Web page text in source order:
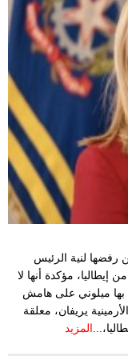
رفضها لنية الرئيس
إيطاليا، مؤكدة أنها لا
بها ميلوني على هامش
يريفان، معلقة
المزيد